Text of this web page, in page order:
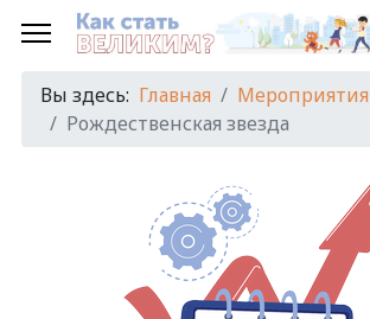
Вы здесь: Главная
Мероприятия
Рождественская звезда
годмесяц
годмесяц